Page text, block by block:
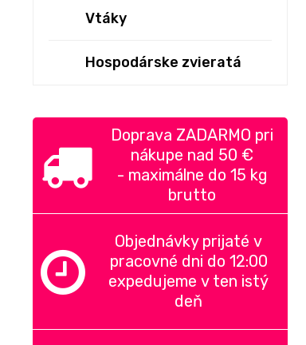
Vtáky
Hospodárske zvieratá
Doprava ZADARMO pri
nákupe nad 50 €
- maximálne do 15 kg
brutto
Objednávky prijaté v
pracovné dni do 12:00
expedujeme v ten istý
deň